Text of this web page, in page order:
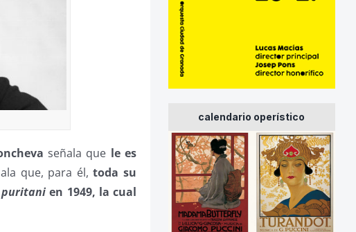
señala que le es
que, para él,toda su
en 1949, la cual
calendario operístico